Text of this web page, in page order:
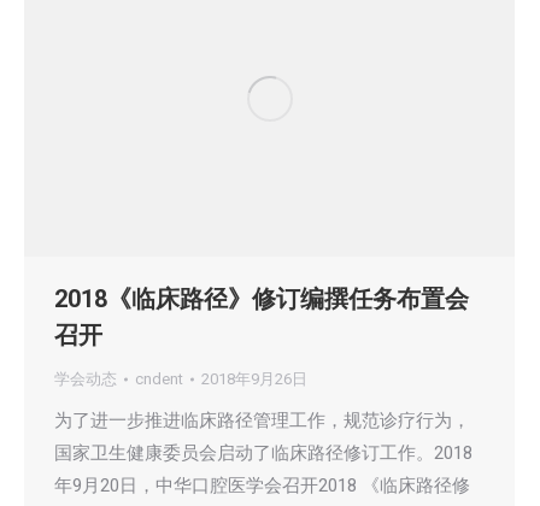
2018《临床路径》修订编撰任务布置会
召开
学会动态 cndent 2018年9月26日
为了进一步推进临床路径管理工作，规范诊疗行为，
国家卫生健康委员会启动了临床路径修订工作。2018
年9月20日，中华口腔医学会召开2018 《临床路径修